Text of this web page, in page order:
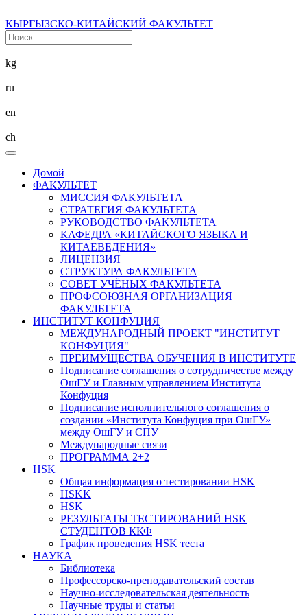
КЫРГЫЗСКО-КИТАЙСКИЙ ФАКУЛЬТЕТ
kg
ru
en
ch
Домой
ФАКУЛЬТЕТ
МИССИЯ ФАКУЛЬТЕТА
СТРАТЕГИЯ ФАКУЛЬТЕТА
РУКОВОДСТВО ФАКУЛЬТЕТА
КАФЕДРА «КИТАЙСКОГО ЯЗЫКА И
КИТАЕВЕДЕНИЯ»
ЛИЦЕНЗИЯ
СТРУКТУРА ФАКУЛЬТЕТА
СОВЕТ УЧЁНЫХ ФАКУЛЬТЕТА
ПРОФСОЮЗНАЯ ОРГАНИЗАЦИЯ
ФАКУЛЬТЕТА
ИНСТИТУТ КОНФУЦИЯ
МЕЖДУНАРОДНЫЙ ПРОЕКТ "ИНСТИТУТ
КОНФУЦИЯ"
ПРЕИМУЩЕСТВА ОБУЧЕНИЯ В ИНСТИТУТЕ
Подписание соглашения о сотрудничестве между
ОшГУ и Главным управлением Института
Конфуция
Подписание исполнительного соглашения о
создании «Института Конфуция при ОшГУ»
между ОшГУ и СПУ
Международные связи
ПРОГРАММА 2+2
HSK
Общая информация о тестировании HSK
HSKK
HSK
РЕЗУЛЬТАТЫ ТЕСТИРОВАНИЙ HSK
СТУДЕНТОВ ККФ
График проведения HSK теста
НАУКА
Библиотека
Профессорско-преподавательский состав
Научно-исследовательская деятельность
Научные труды и статьи